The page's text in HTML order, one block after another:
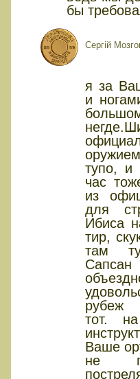
бы
Сергій
я за
и
тупо, и
час
из
для
Ибиса
тир,
там
рубеж
тот.
Ваше
не